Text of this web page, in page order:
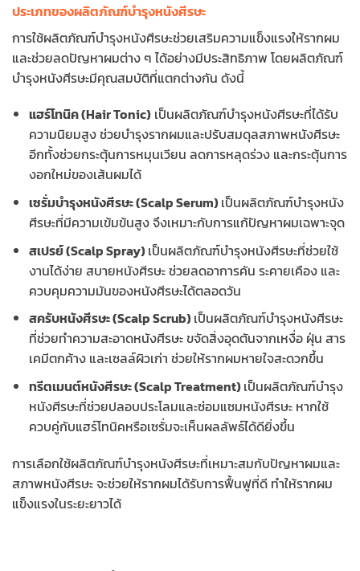
ประเภทของผลิตภัณฑ์บำรุงหนังศีรษะ
การใช้ผลิตภัณฑ์บำรุงหนังศีรษะช่วยเสริมความแข็งแรงให้รากผม
และช่วยลดปัญหาผมต่าง ๆ ได้อย่างมีประสิทธิภาพ โดยผลิตภัณฑ์
บำรุงหนังศีรษะมีคุณสมบัติที่แตกต่างกัน ดังนี้
แฮร์โทนิค (Hair Tonic)เป็นผลิตภัณฑ์บำรุงหนังศีรษะที่ได้รับ
ความนิยมสูง ช่วยบำรุงรากผมและปรับสมดุลสภาพหนังศีรษะ
อีกทั้งช่วยกระตุ้นการหมุนเวียน ลดการหลุดร่วง และกระตุ้นการ
งอกใหม่ของเส้นผมได้
เซรั่มบำรุงหนังศีรษะ (Scalp Serum)เป็นผลิตภัณฑ์บำรุงหนัง
ศีรษะที่มีความเข้มข้นสูง จึงเหมาะกับการแก้ปัญหาผมเฉพาะจุด
สเปรย์ (Scalp Spray)เป็นผลิตภัณฑ์บำรุงหนังศีรษะที่ช่วยใช้
งานได้ง่าย สบายหนังศีรษะ ช่วยลดอาการคัน ระคายเคือง และ
ควบคุมความมันของหนังศีรษะได้ตลอดวัน
สครับหนังศีรษะ (Scalp Scrub)เป็นผลิตภัณฑ์บำรุงหนังศีรษะ
ที่ช่วยทำความสะอาดหนังศีรษะ ขจัดสิ่งอุดตันจากเหงื่อ ฝุ่น สาร
เคมีตกค้าง และเซลล์ผิวเก่า ช่วยให้รากผมหายใจสะดวกขึ้น
ทรีตเมนต์หนังศีรษะ (Scalp Treatment)เป็นผลิตภัณฑ์บำรุง
หนังศีรษะที่ช่วยปลอบประโลมและซ่อมแซมหนังศีรษะ หากใช้
ควบคู่กับแฮร์โทนิคหรือเซรั่มจะเห็นผลลัพธ์ได้ดียิ่งขึ้น
การเลือกใช้ผลิตภัณฑ์บำรุงหนังศีรษะที่เหมาะสมกับปัญหาผมและ
สภาพหนังศีรษะ จะช่วยให้รากผมได้รับการฟื้นฟูที่ดี ทำให้รากผม
แข็งแรงในระยะยาวได้